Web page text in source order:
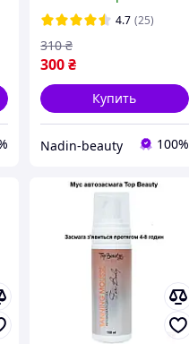
4.7 (25)
300₴
310 ₴
Купить
Nadin-beauty 100%